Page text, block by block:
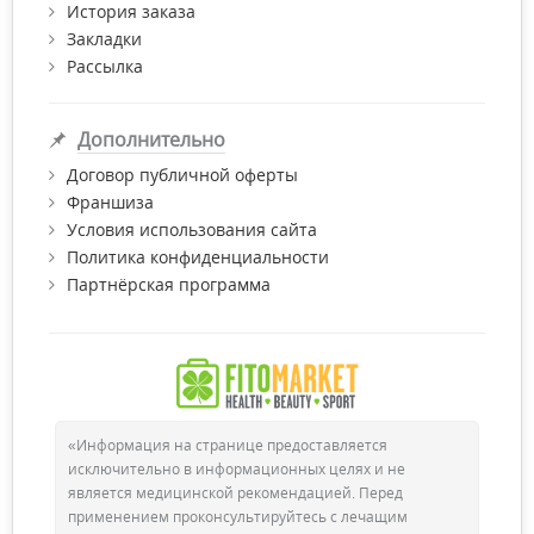
все необходимые сертификаты качества.
История заказа
Закладки
Рассылка
Дополнительно
Договор публичной оферты
Франшиза
Условия использования сайта
Политика конфиденциальности
Партнёрская программа
«Информация на странице предоставляется
исключительно в информационных целях и не
является медицинской рекомендацией. Перед
применением проконсультируйтесь с лечащим